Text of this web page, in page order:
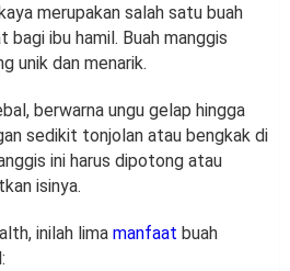
merupakan salah satu buah
ibu hamil. Buah manggis
unik dan menarik.
berwarna ungu gelap hingga
sedikit tonjolan atau bengkak di
ini harus dipotong atau
isinya.
inilah lima manfaat buah